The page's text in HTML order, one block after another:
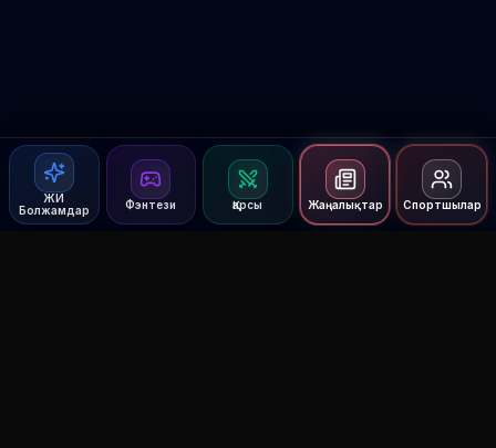
ЖИ
Болжамдар
Фэнтези Қарсы Жаңалықтар Спортшылар